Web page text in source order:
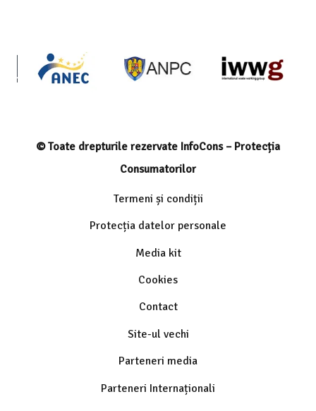
© Toate drepturile rezervate InfoCons – Protecția
Consumatorilor
Termeni și condiții
Protecția datelor personale
Media kit
Cookies
Contact
Site-ul vechi
Parteneri media
Parteneri Internaționali